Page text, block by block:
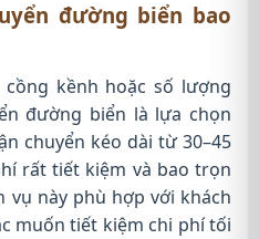
đường biển bao
kềnh hoặc số lượng
đường biển là lựa chọn
chuyển kéo dài từ 30–45
rất tiết kiệm và bao trọn
vụ này phù hợp với khách
muốn tiết kiệm chi phí tối